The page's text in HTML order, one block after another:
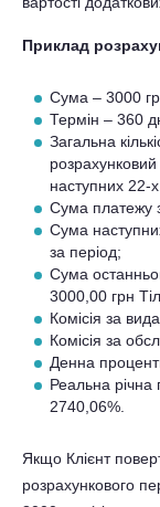
Приклад
Сума – 3000
Термін – 360
Загальна
розрахунковий
наступних 22-
Сума платежу
Сума
за період;
Сума
3000,00 грн
Комісія за
Комісія за
Денна
Реальна річна
2740,06%.
Якщо Клієнт
розрахункового